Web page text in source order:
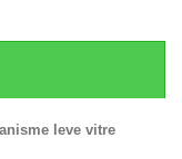
leve vitre